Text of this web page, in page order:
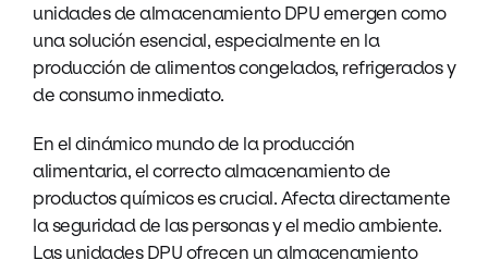
unidades de almacenamiento DPU emergen como
una solución esencial, especialmente en la
producción de alimentos congelados, refrigerados y
de consumo inmediato.
En el dinámico mundo de la producción
alimentaria, el correcto almacenamiento de
productos químicos es crucial. Afecta directamente
la seguridad de las personas y el medio ambiente.
Las unidades DPU ofrecen un almacenamiento